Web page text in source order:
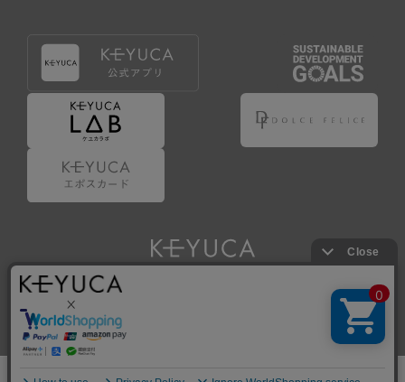
Copyright © KAWAJUN Co., Ltd. All Rights Reserved.